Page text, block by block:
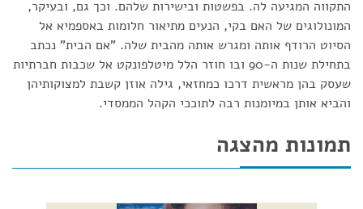
התקווה המגיעה לה. בפשטות ובישירות שלהם. וכך גם, ובעיקר,
המונולוגים של האם בקי, הנעים מתיאור חלומות באספמיא אל
הסיוט הרודף אותה ומגרש אותה מהבית שלה. "אם הבית" נכתב
בתחילת שנות ה-90 ובו חוזר הלל מיטלפונקט אל שכבות חברתיות
שעסק בהן מראשית דרכו כמחזאי, גילה אוזן קשבת למצוקותיהן
והביא אותן במיומנות רבה לתוככי הקהל הממסדי.
תמונות מהצגה